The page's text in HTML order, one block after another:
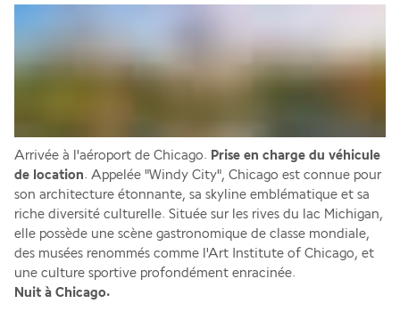
Arrivée à l'aéroport de Chicago. Prise en charge du véhicule
de location. Appelée "Windy City", Chicago est connue pour
son architecture étonnante, sa skyline emblématique et sa
riche diversité culturelle. Située sur les rives du lac Michigan,
elle possède une scène gastronomique de classe mondiale,
des musées renommés comme l'Art Institute of Chicago, et
une culture sportive profondément enracinée.
Nuit à Chicago.